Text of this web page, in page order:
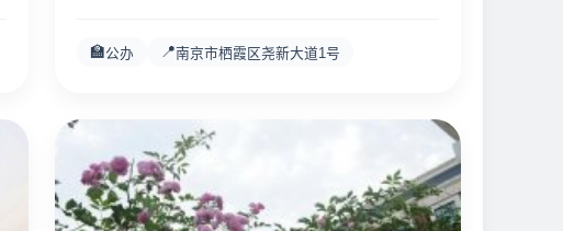
🏫公办 📍南京市栖霞区尧新大道1号